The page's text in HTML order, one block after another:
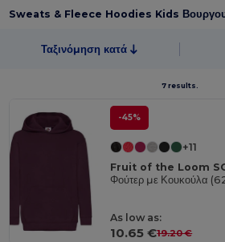
Sweats & Fleece Hoodies Kids
Ταξινόμηση κατά
7 results.
-45%
+11
Fruit of the Loom
Φούτερ με Κουκούλα
As low as:
10.65 €19.20 €